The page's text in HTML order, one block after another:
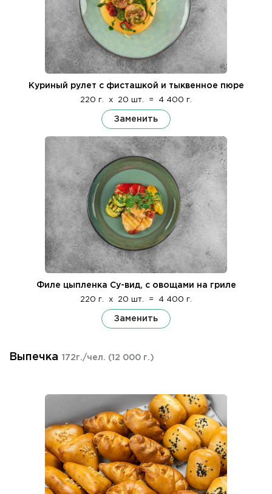
Куриный рулет с фисташкой и тыквенное пюре
220 г. x 20 шт. = 4 400 г.
Заменить
Филе цыпленка Су-вид, c овощами на гриле
220 г. x 20 шт. = 4 400 г.
Заменить
Выпечка 172г./чел. (12 000 г.)